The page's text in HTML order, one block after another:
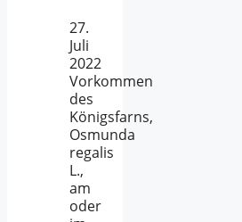
27.
Juli
2022
Vorkommen
des
Königsfarns,
Osmunda
regalis
L.,
am
oder